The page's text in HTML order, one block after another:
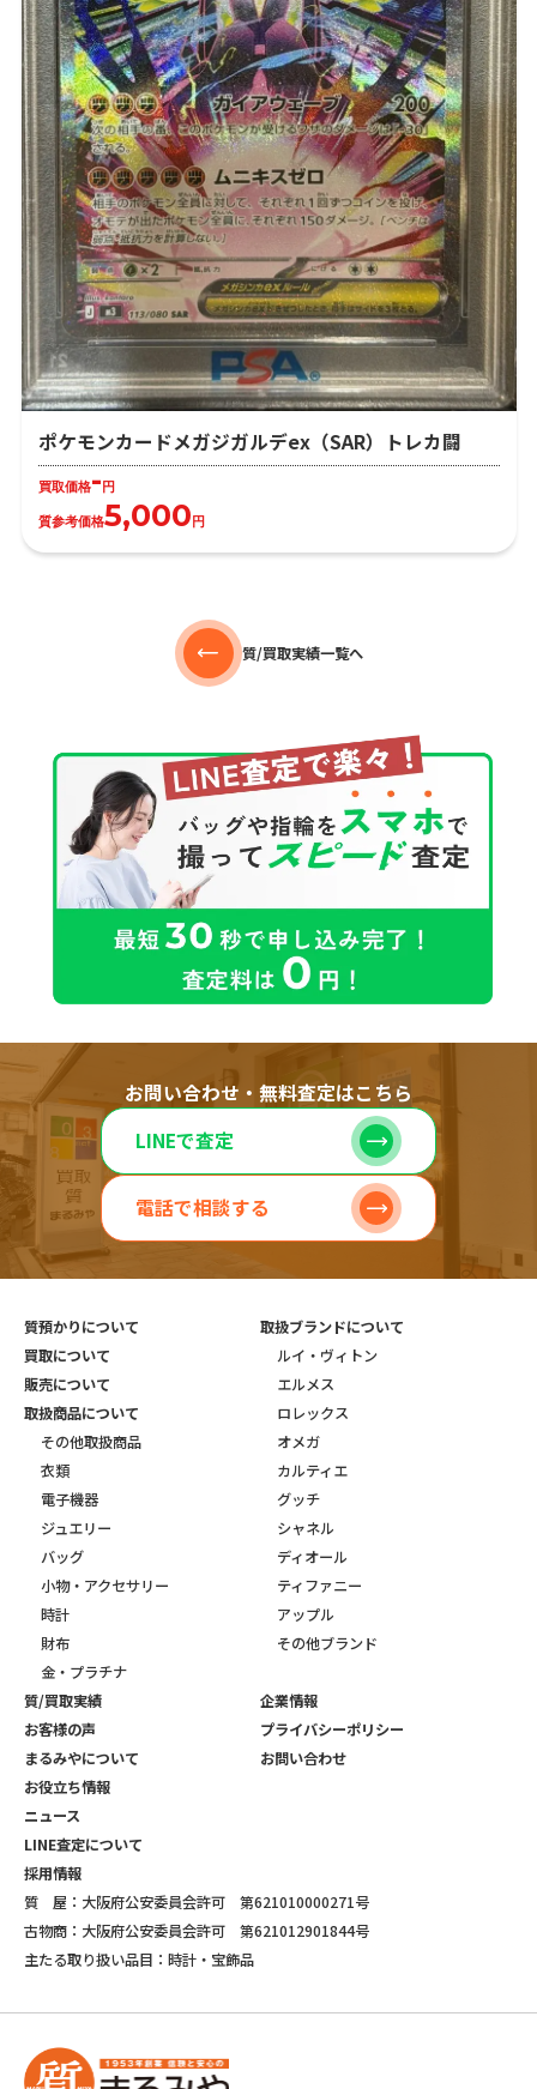
ポケモンカードメガジガルデex（SAR）トレカ闘
買取価格- 円
質参考価格5,000 円
質/買取実績一覧へ
お問い合わせ・無料査定はこちら
LINEで査定
電話で相談する
質預かりについて
買取について
販売について
取扱商品について
その他取扱商品
衣類
電子機器
ジュエリー
バッグ
小物・アクセサリー
時計
財布
金・プラチナ
取扱ブランドについて
ルイ・ヴィトン
エルメス
ロレックス
オメガ
カルティエ
グッチ
シャネル
ディオール
ティファニー
アップル
その他ブランド
質/買取実績
お客様の声
まるみやについて
お役立ち情報
ニュース
LINE査定について
採用情報
企業情報
プライバシーポリシー
お問い合わせ
質 屋：大阪府公安委員会許可 第621010000271号
古物商：大阪府公安委員会許可 第621012901844号
主たる取り扱い品目：時計・宝飾品